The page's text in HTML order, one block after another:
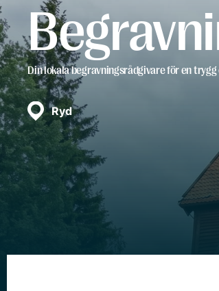
Din lokala begravningsrådgivare för en
Ryd